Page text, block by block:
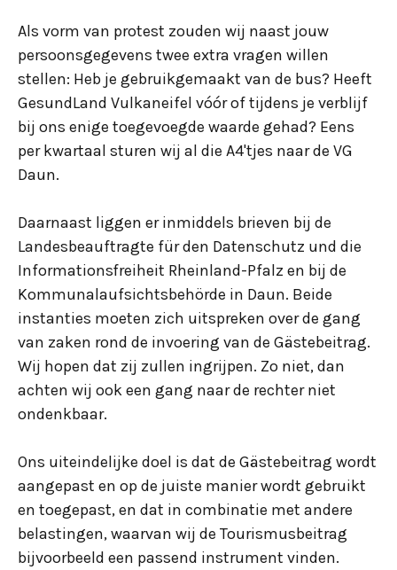
Als vorm van protest zouden wij naast jouw
persoonsgegevens twee extra vragen willen
stellen: Heb je gebruikgemaakt van de bus? Heeft
GesundLand Vulkaneifel vóór of tijdens je verblijf
bij ons enige toegevoegde waarde gehad? Eens
per kwartaal sturen wij al die A4'tjes naar de VG
Daun.
Daarnaast liggen er inmiddels brieven bij de
Landesbeauftragte für den Datenschutz und die
Informationsfreiheit Rheinland-Pfalz en bij de
Kommunalaufsichtsbehörde in Daun. Beide
instanties moeten zich uitspreken over de gang
van zaken rond de invoering van de Gästebeitrag.
Wij hopen dat zij zullen ingrijpen. Zo niet, dan
achten wij ook een gang naar de rechter niet
ondenkbaar.
Ons uiteindelijke doel is dat de Gästebeitrag wordt
aangepast en op de juiste manier wordt gebruikt
en toegepast, en dat in combinatie met andere
belastingen, waarvan wij de Tourismusbeitrag
bijvoorbeeld een passend instrument vinden.